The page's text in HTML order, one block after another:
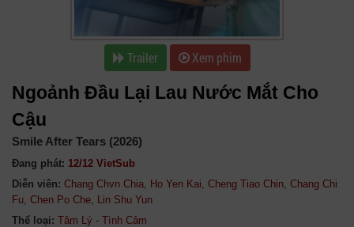
Trailer Xem phim
Ngoảnh Đầu Lại Lau Nước Mắt Cho
Cậu
Smile After Tears (2026)
Đang phát: 12/12 VietSub
Diễn viên: Chang Chvn Chia, Ho Yen Kai, Cheng Tiao Chin, Chang Chi
Fu, Chen Po Che, Lin Shu Yun
Thể loại: Tâm Lý - Tình Cảm